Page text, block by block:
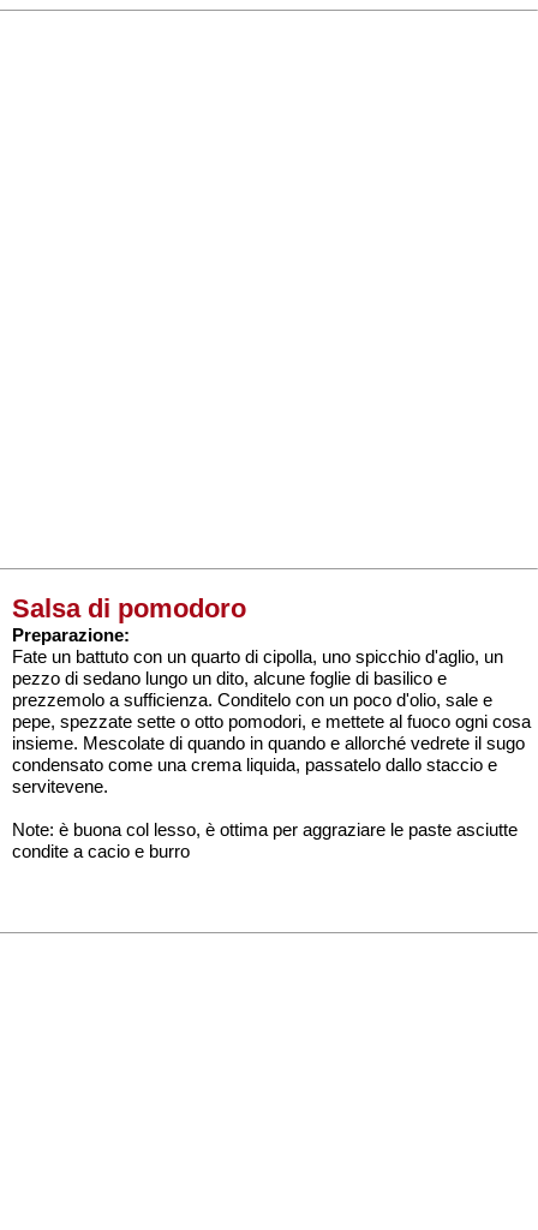
Salsa di pomodoro
Preparazione:
Fate un battuto con un quarto di cipolla, uno spicchio d'aglio, un
pezzo di sedano lungo un dito, alcune foglie di basilico e
prezzemolo a sufficienza. Conditelo con un poco d'olio, sale e
pepe, spezzate sette o otto pomodori, e mettete al fuoco ogni cosa
insieme. Mescolate di quando in quando e allorché vedrete il sugo
condensato come una crema liquida, passatelo dallo staccio e
servitevene.
Note: è buona col lesso, è ottima per aggraziare le paste asciutte
condite a cacio e burro